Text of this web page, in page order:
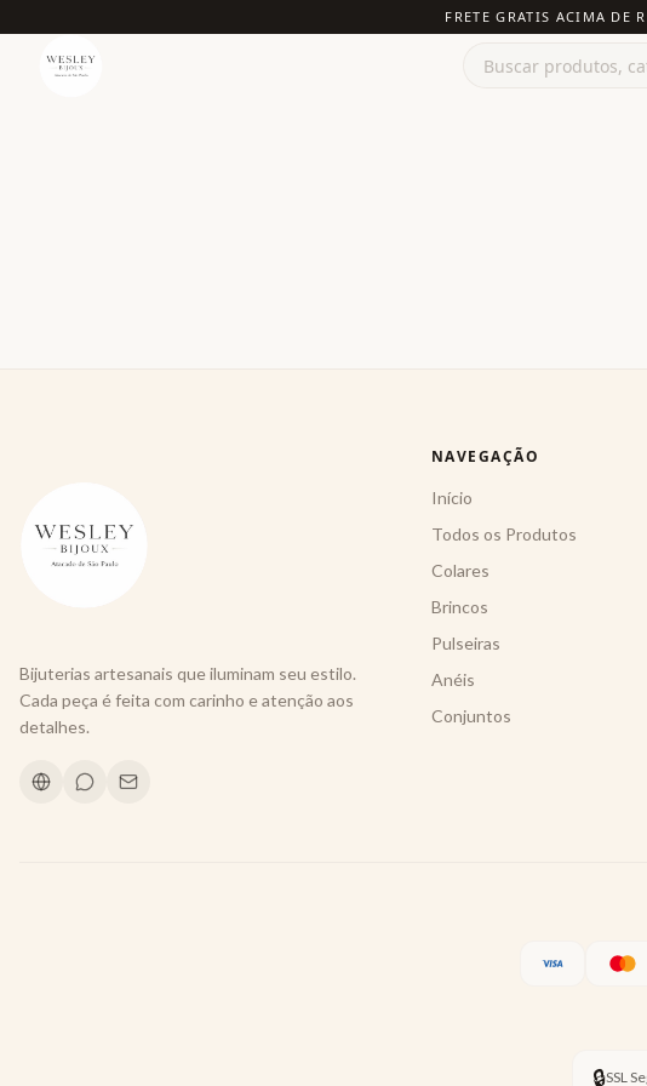
FRETE GRATIS ACIMA DE
Bijuterias artesanais que iluminam seu estilo.
Cada peça é feita com carinho e atenção aos
detalhes.
NAVEGAÇÃO
Início
Todos os Produtos
Colares
Brincos
Pulseiras
Anéis
Conjuntos
🔒SSL